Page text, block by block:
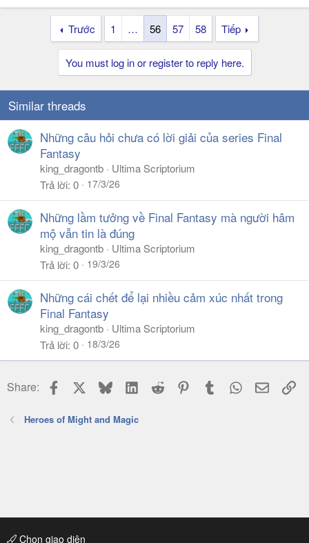
Trước 1 … 56 57 58 Tiếp
You must log in or register to reply here.
Similar threads
Những câu hỏi chưa có lời giải của series Final
Fantasy
king_dragontb
Ultima Scriptorium
Trả lời 0 17/3/26
Những lầm tưởng về Final Fantasy mà người hâm
mộ vẫn tin là đúng
king_dragontb
Ultima Scriptorium
Trả lời 0 19/3/26
Những cái chết để lại nhiều cảm xúc nhất trong
Final Fantasy
king_dragontb
Ultima Scriptorium
Trả lời 0 18/3/26
Share: Facebook BlueskyLinkedIn
Reddit PinterestTumblr WhatsApp
Email
Heroes of Might and Magic
Chọn giao diện